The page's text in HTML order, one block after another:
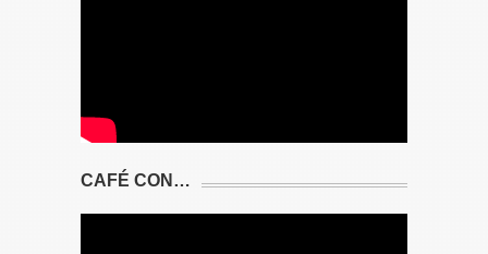
CAFÉ CON…